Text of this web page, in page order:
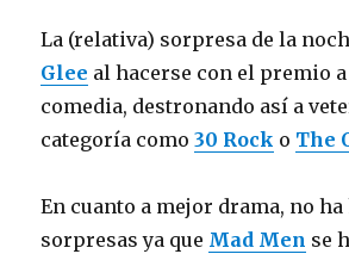
La (relativa) sorpresa de la
Glee al hacerse con el premio
comedia, destronando así a
categoría como30 Rock o The
En cuanto a mejor drama, no
sorpresas ya que Mad Men se